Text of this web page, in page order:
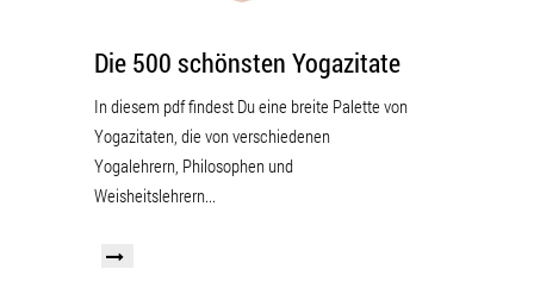
Die 500 schönsten Yogazitate
In diesem pdf findest Du eine breite Palette von
Yogazitaten, die von verschiedenen
Yogalehrern, Philosophen und
Weisheitslehrern...